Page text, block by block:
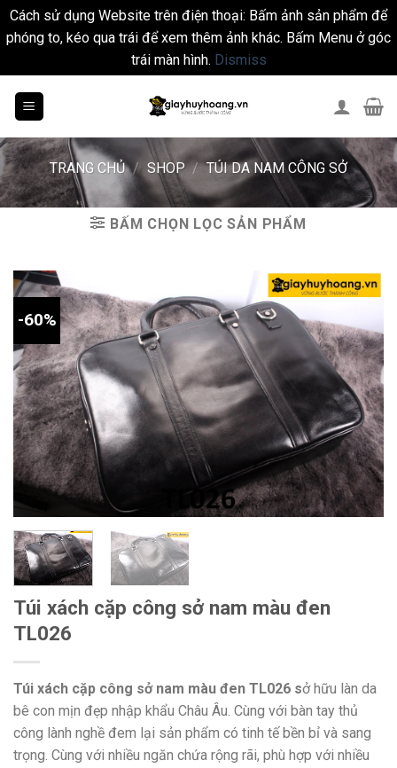
Cách sử dụng Website trên điện thoại: Bấm ảnh sản phẩm để
phóng to, kéo qua trái để xem thêm ảnh khác. Bấm Menu ở góc
trái màn hình. Dismiss
TRANG CHỦ / SHOP / TÚI DA NAM CÔNG SỞ
BẤM CHỌN LỌC SẢN PHẨM
-60%
Túi xách cặp công sở nam màu đen
TL026
Túi xách cặp công sở nam màu đen TL026 sở hữu làn da
bê con mịn đẹp nhập khẩu Châu Âu. Cùng với bàn tay thủ
công lành nghề đem lại sản phẩm có tinh tế bền bỉ và sang
trọng. Cùng với nhiều ngăn chứa rộng rãi, phù hợp với nhiều